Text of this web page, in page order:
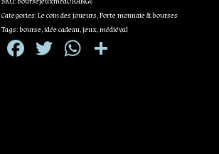
Categories:Le coin des joueurs,Porte monnaie & bourses
Tags: bourse,idée cadeau,jeux,médiéval
Facebook
TwitterWhatsApp